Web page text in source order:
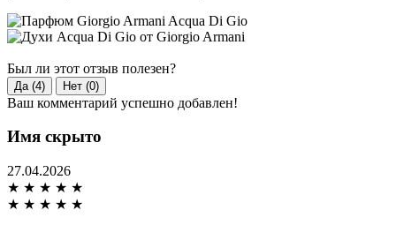
Был ли этот отзыв полезен?
Да (4) Нет (0)
Ваш комментарий успешно добавлен!
Имя скрыто
27.04.2026
★ ★ ★ ★ ★
★ ★ ★ ★ ★